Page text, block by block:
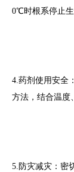
0℃时根系停止生
4.药剂使用安全
方法，结合温度
5.防灾减灾：密